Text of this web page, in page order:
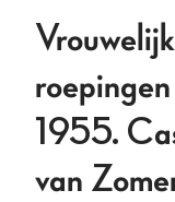
1955.
van